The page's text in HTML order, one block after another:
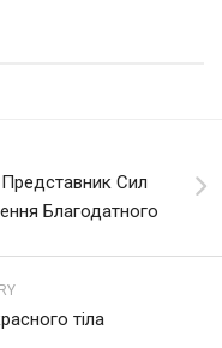
Представник Сил
Благодатного
тіла